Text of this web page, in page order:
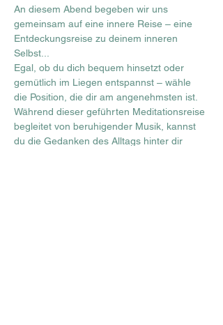
An diesem Abend begeben wir uns
gemeinsam auf eine innere Reise – eine
Entdeckungsreise zu deinem inneren
Selbst...
Egal, ob du dich bequem hinsetzt oder
gemütlich im Liegen entspannst – wähle
die Position, die dir am angenehmsten ist.
Während dieser geführten Meditationsreise
begleitet von beruhigender Musik, kannst
du die Gedanken des Alltags hinter dir